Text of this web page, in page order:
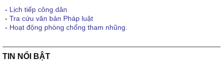
- Lịch tiếp công dân
- Tra cứu văn bản Pháp luật
- Hoạt động phòng chống tham nhũng.
TIN NỔI BẬT